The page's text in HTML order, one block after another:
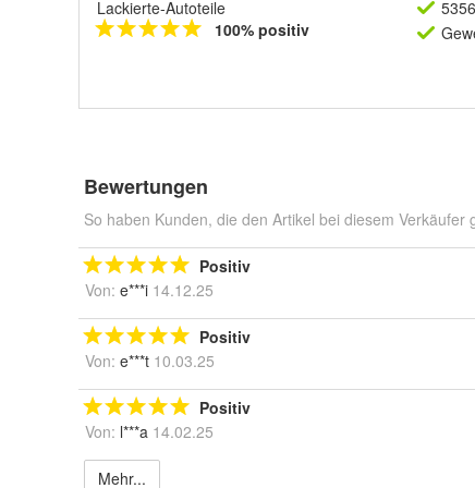
Lackierte-Autoteile
100% positiv
Bewertungen
So haben Kunden, die den Artikel bei diesem
Positiv
Von: e***i 14.12.25
Positiv
Von: e***t 10.03.25
Positiv
Von: l***a 14.02.25
Mehr...